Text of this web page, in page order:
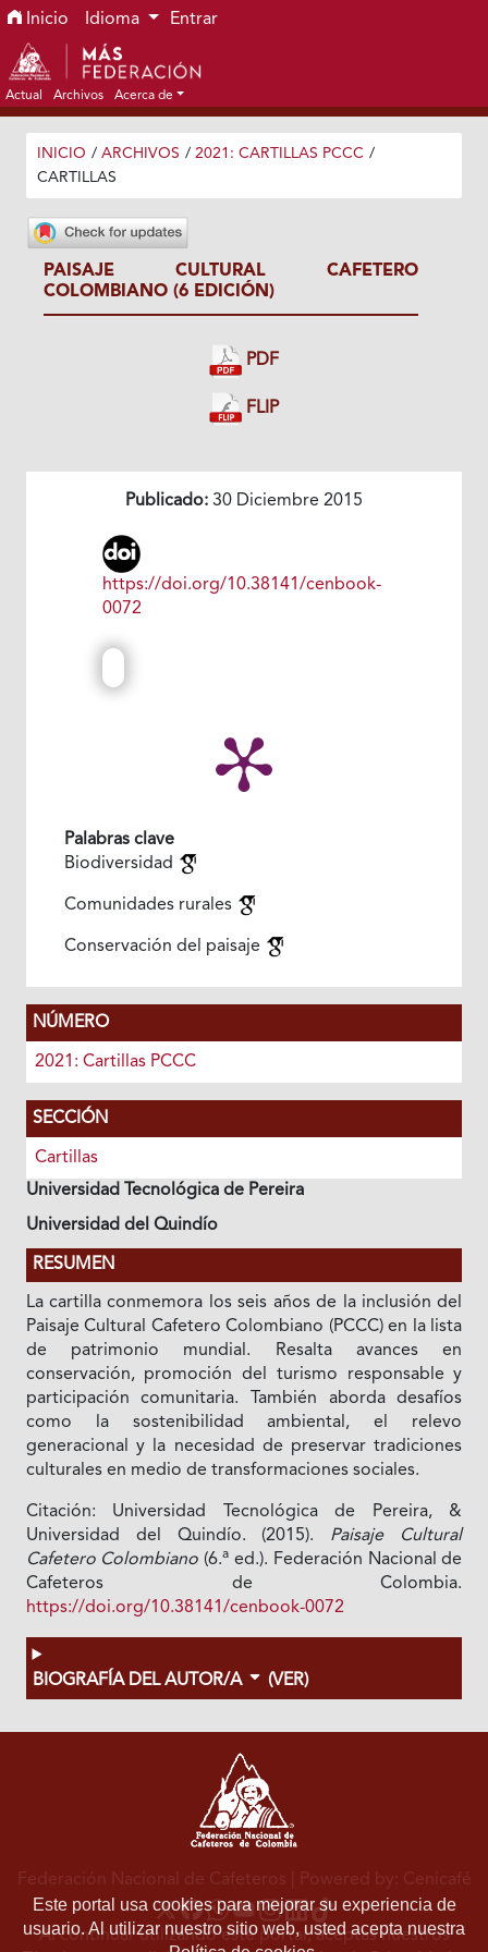
Ir al menú de navegación principal
Ir al contenido principal
Ir al pie de página del sitio
Inicio Idioma Entrar
Actual Archivos Acerca de
INICIO / ARCHIVOS / 2021: CARTILLAS PCCC /
CARTILLAS
PAISAJE CULTURAL CAFETERO
COLOMBIANO (6 EDICIÓN)
PDF
FLIP
Publicado: 30 Diciembre 2015
https://doi.org/10.38141/cenbook-
0072
Palabras clave
Biodiversidad
Comunidades rurales
Conservación del paisaje
NÚMERO
2021: Cartillas PCCC
SECCIÓN
Cartillas
Universidad Tecnológica de Pereira
Universidad del Quindío
RESUMEN
La cartilla conmemora los seis años de la inclusión del
Paisaje Cultural Cafetero Colombiano (PCCC) en la lista
de patrimonio mundial. Resalta avances en
conservación, promoción del turismo responsable y
participación comunitaria. También aborda desafíos
como la sostenibilidad ambiental, el relevo
generacional y la necesidad de preservar tradiciones
culturales en medio de transformaciones sociales.
Citación: Universidad Tecnológica de Pereira, &
Universidad del Quindío. (2015). Paisaje Cultural
Cafetero Colombiano (6.a ed.). Federación Nacional de
Cafeteros de Colombia.
https://doi.org/10.38141/cenbook-0072
BIOGRAFÍA DEL AUTOR/A (VER)
Este portal usa cookies para mejorar su experiencia de
usuario. Al utilizar nuestro sitio web, usted acepta nuestra
Federación Nacional de Cafeteros | Powered by: Cenicafé
Al continuar utilizando este portal, aceptas nuestros